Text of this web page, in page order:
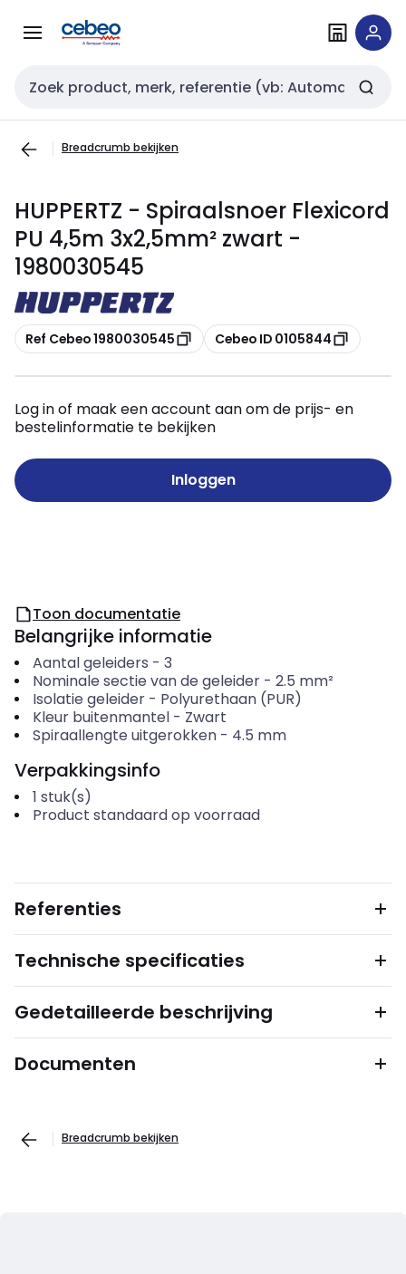
naar
naar
Zoekveld invoer
Breadcrumb bekijken
HUPPERTZ - Spiraalsnoer Flexicord
PU 4,5m 3x2,5mm² zwart -
1980030545
Kopiëren
Ref Cebeo 1980030545 Kopiëren
Cebeo ID 0105844
Log in of maak een account aan om de prijs- en
bestelinformatie te bekijken
Inloggen
Toon documentatie
Belangrijke informatie
Aantal geleiders - 3
Nominale sectie van de geleider- 2.5 mm²
Isolatie geleider- Polyurethaan (PUR)
Kleur buitenmantel- Zwart
Spiraallengte uitgerokken- 4.5 mm
Verpakkingsinfo
1 stuk(s)
Product standaard op voorraad
Referenties
Technische specificaties
Gedetailleerde beschrijving
Documenten
Breadcrumb bekijken